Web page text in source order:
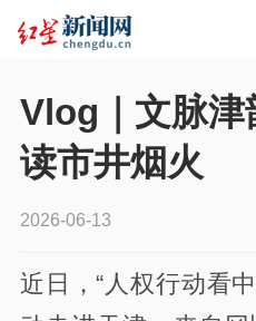
Vlog｜文脉津
读市井烟火
2026-06-13
近日，“人权行动看